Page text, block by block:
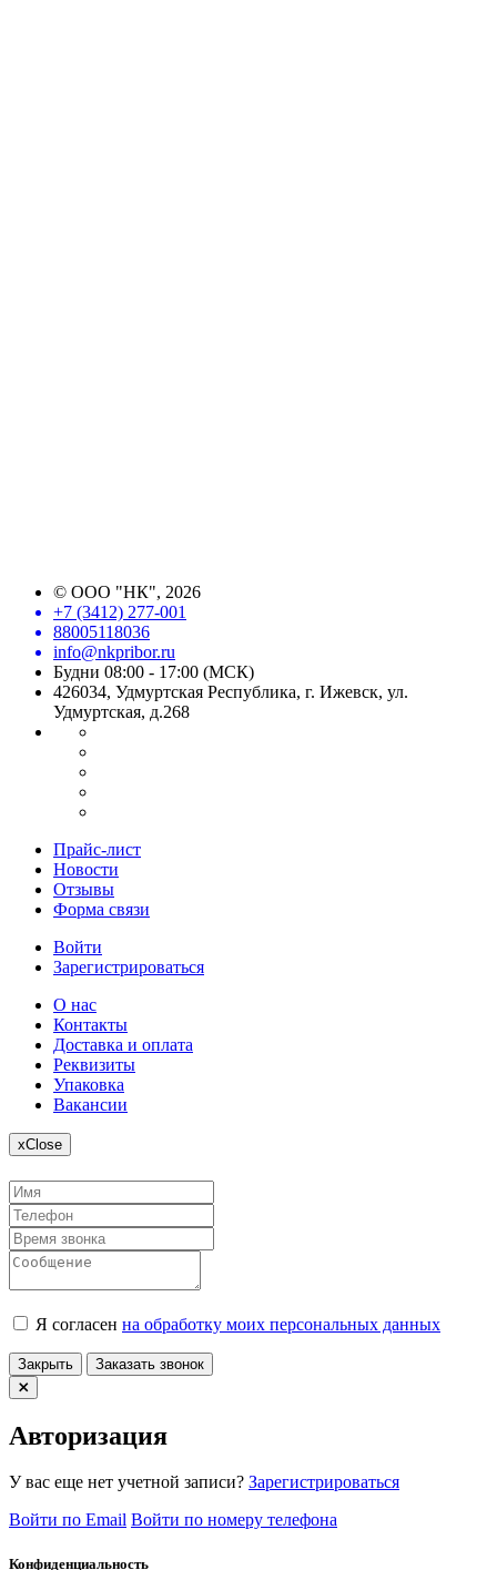
© ООО "НК", 2026
+7 (3412) 277-001
88005118036
info@nkpribor.ru
Будни 08:00 - 17:00 (МСК)
426034, Удмуртская Республика, г. Ижевск, ул.
Удмуртская, д.268
Прайс-лист
Новости
Отзывы
Форма связи
Войти
Зарегистрироваться
О нас
Контакты
Доставка и оплата
Реквизиты
Упаковка
Вакансии
xClose
Я согласен на обработку моих персональных данных
Закрыть Заказать звонок
Авторизация
У вас еще нет учетной записи? Зарегистрироваться
Войти по Email Войти по номеру телефона
Конфиденциальность